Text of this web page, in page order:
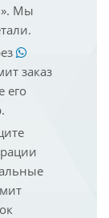
Мы
заказ
его